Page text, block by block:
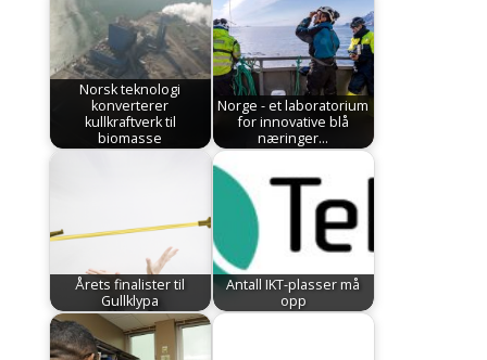
Norsk teknologi
konverterer
kullkraftverk til
biomasse
Norge - et laboratorium
for innovative blå
næringer…
Årets finalister til
Gullklypa
Antall IKT-plasser må
opp